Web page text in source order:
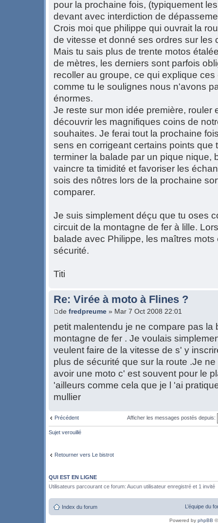
pour la prochaine fois, (typiquement
devant avec interdiction de
Crois moi que philippe qui ouvrait la
de vitesse et donné ses ordres sur les
Mais tu sais plus de trente motos
de mètres, les derniers sont parfois
recoller au groupe, ce qui explique
comme tu le soulignes nous n'avons
énormes.
Je reste sur mon idée première, rouler
découvrir les magnifiques coins de
souhaites. Je ferai tout la prochaine
sens en corrigeant certains points que
terminer la balade par un pique
vaincre ta timidité et favoriser les
sois des nôtres lors de la prochaine
comparer.
Je suis simplement déçu que tu oses
circuit de la montagne de fer à lille.
balade avec Philippe, les maîtres
sécurité.
Titi
Re: Virée à moto à Flines ?
de fredpreume » Mar 7 Oct 2008 22:01
petit malentendu je ne compare pas la
montagne de fer . Je voulais
veulent faire de la vitesse de s' y
plus de sécurité que sur la route .Je
avoir une moto c' est souvent pour le
'ailleurs comme cela que je l 'ai
mullier
Précédent Afficher les messages postés depuis:
Sujet verouillé
Retourner vers Le bistrot
QUI EST EN LIGNE
Utilisateurs parcourant ce forum: Aucun utilisateur enregistré et 1 invité
Index du forum L’équipe du
Powered by phpBB